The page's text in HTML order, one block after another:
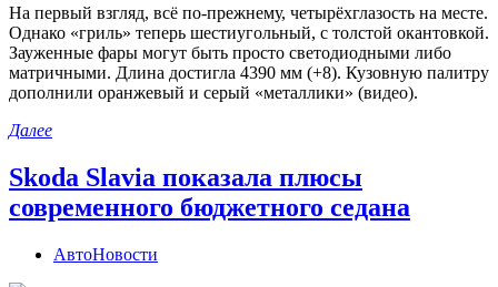
На первый взгляд, всё по-прежнему, четырёхглазость на месте.
Однако «гриль» теперь шестиугольный, с толстой окантовкой.
Зауженные фары могут быть просто светодиодными либо
матричными. Длина достигла 4390 мм (+8). Кузовную палитру
дополнили оранжевый и серый «металлики» (видео).
Далее
Skoda Slavia показала плюсы
современного бюджетного седана
АвтоНовости